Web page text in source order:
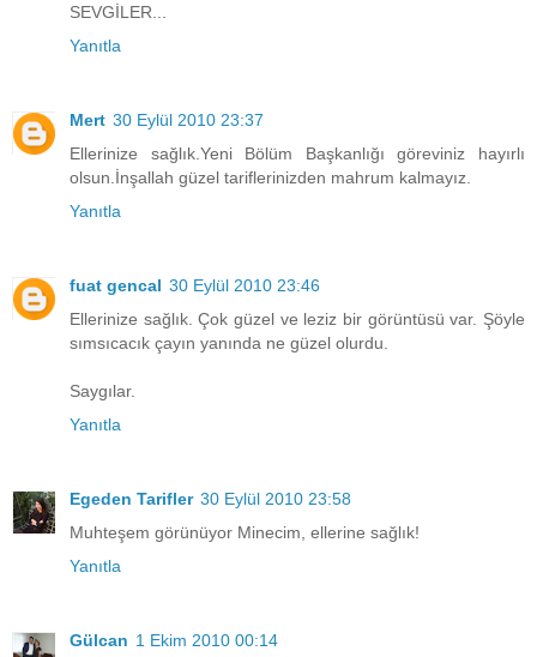
SEVGİLER...
Yanıtla
Mert 30 Eylül 2010 23:37
Ellerinize sağlık.Yeni Bölüm Başkanlığı göreviniz hayırlı
olsun.İnşallah güzel tariflerinizden mahrum kalmayız.
Yanıtla
fuat gencal 30 Eylül 2010 23:46
Ellerinize sağlık. Çok güzel ve leziz bir görüntüsü var. Şöyle
sımsıcacık çayın yanında ne güzel olurdu.
Saygılar.
Yanıtla
Egeden Tarifler 30 Eylül 2010 23:58
Muhteşem görünüyor Minecim, ellerine sağlık!
Yanıtla
Gülcan 1 Ekim 2010 00:14